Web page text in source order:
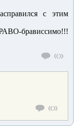
с этим
брависсимо!!!